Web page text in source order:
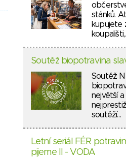
stánků.
kupujete
Soutěž biopotravina
Soutěž
největší a
soutěží…
Letní seriál FÉR
pijeme II - VODA